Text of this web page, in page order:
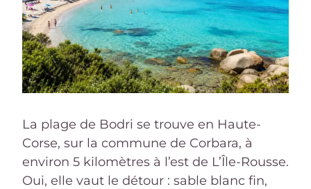
La plage de Bodri se trouve en Haute-
Corse, sur la commune de Corbara, à
environ 5 kilomètres à l’est de L’Île-Rousse.
Oui, elle vaut le détour : sable blanc fin,